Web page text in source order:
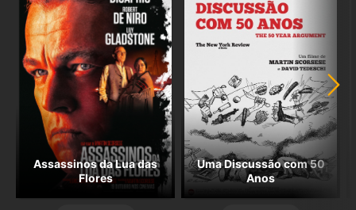
Assassinos da Lua das
Flores
Uma Discussão com 50
Anos